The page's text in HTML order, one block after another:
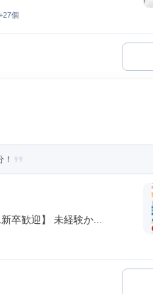
個
卒歓迎】 未経験か...